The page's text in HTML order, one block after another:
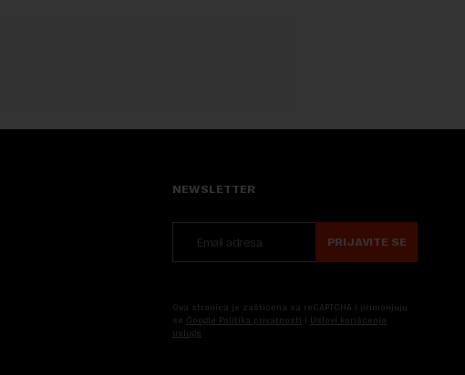
NEWSLETTER
PRIJAVITE SE
Ova stranica je zaštićena sa reCAPTCHA i primenjuju
se Google Politika privatnosti i Uslovi korišćenja
usluge